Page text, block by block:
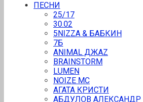
ПЕСНИ
25/17
30.02
5NIZZA & БАБКИН
7Б
ANIMAL ДЖАZ
BRAINSTORM
LUMEN
NOIZE MC
АГАТА КРИСТИ
АБДУЛОВ АЛЕКСАНДР